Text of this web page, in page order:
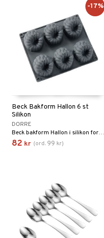
Beck Bakform Hallon 6 st
Silikon
DORRE
Beck bakform Hallon i silikon formar sex större hallon med naturligt djup struktur.
82 kr (ord. 99 kr)
-17%